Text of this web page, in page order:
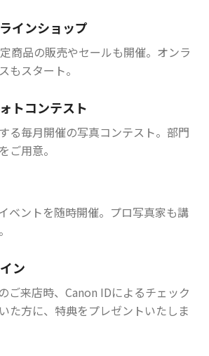
インショップ
商品の販売やセールも開催。オンラ
もスタート。
トコンテスト
る毎月開催の写真コンテスト。部門
ご用意。
ベントを随時開催。プロ写真家も講
ン
ご来店時、Canon IDによるチェック
た方に、特典をプレゼントいたしま